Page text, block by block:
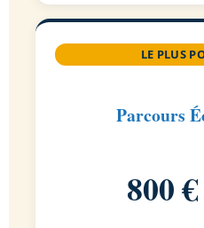
LE PLUS
Parcours
800